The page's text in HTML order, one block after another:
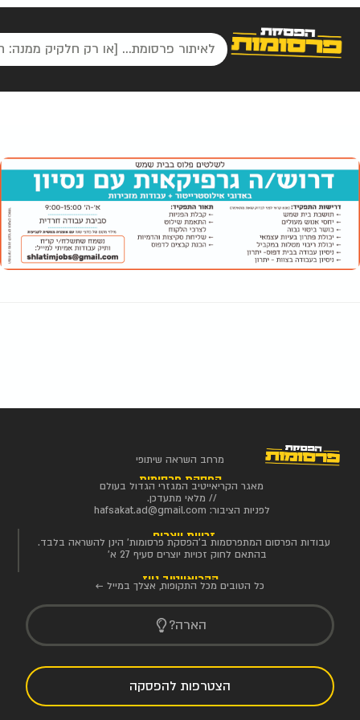
מרחב השראה שיתופי
הפסקת פרסומות
מאגר הקריאייטיב המגזרי הגדול בעולם
// מלאי מתעדכן.
לפניות הציבור: hafsakat.ad@gmail.com
זכויות יוצרים
עבודות הפרסום המתפרסמות ב'הפסקת פרסומות' הינן להשראה בלבד.
בהתאם לחוק זכויות יוצרים סעיף 27 א'
הקריאייטיב ניוז
כל הטובים מכל התקופות, אצלך במייל ←
הארה?
הצטרפות להפסקה